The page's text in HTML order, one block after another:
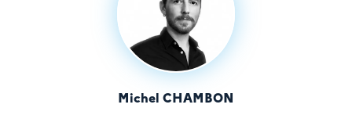
Michel CHAMBON